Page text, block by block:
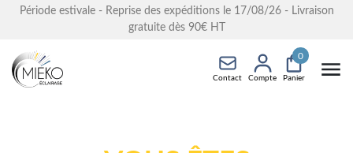
Période estivale - Reprise des expéditions le 17/08/26 - Livraison
gratuite dès 90€ HT
Contact Compte Panier
0